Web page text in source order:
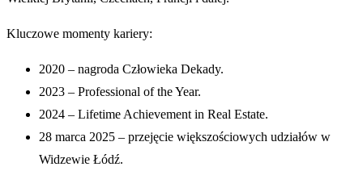
Kluczowe momenty kariery:
2020 – nagroda Człowieka Dekady.
2023 – Professional of the Year.
2024 – Lifetime Achievement in Real Estate.
28 marca 2025 – przejęcie większościowych udziałów w
Widzewie Łódź.